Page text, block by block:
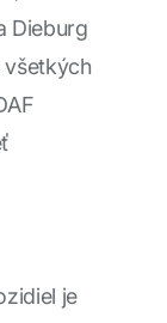
Dieburg
všetkých
je